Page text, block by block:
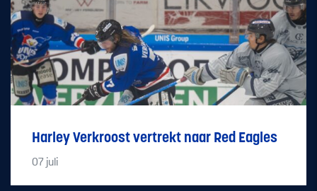
Harley Verkroost vertrekt naar Red Eagles
07 juli